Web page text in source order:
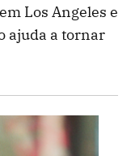
Los Angeles e
ajuda a tornar